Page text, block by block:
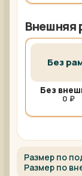
Внешняя
Без
Без
0 ₽
Размер по
Размер по